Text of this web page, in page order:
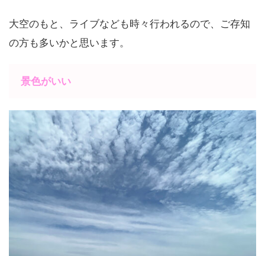
大空のもと、ライブなども時々行われるので、ご存知
の方も多いかと思います。
景色がいい